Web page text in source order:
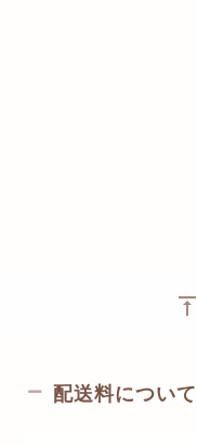
vertical_align_top
配送料について